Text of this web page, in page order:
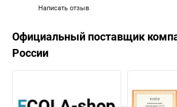
Написать отзыв
Официальный поставщик
России